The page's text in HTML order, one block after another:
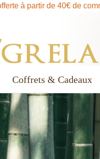
à partir de 40€ de
Coffrets & Cadeaux